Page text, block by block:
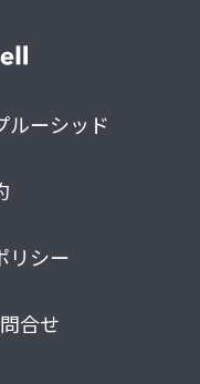
ルーシッド
リシー
合せ